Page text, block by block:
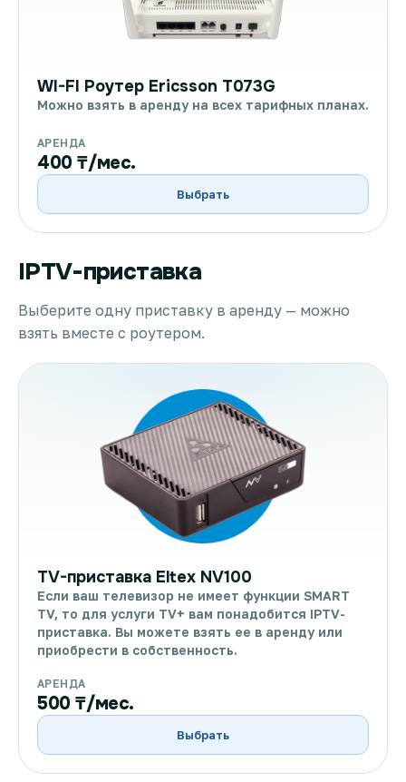
WI-FI Роутер Ericsson T073G
Можно взять в аренду на всех тарифных планах.
АРЕНДА
400 ₸/мес.
Выбрать
IPTV-приставка
Выберите одну приставку в аренду — можно
взять вместе с роутером.
TV-приставка Eltex NV100
Если ваш телевизор не имеет функции SMART
TV, то для услуги TV+ вам понадобится IPTV-
приставка. Вы можете взять ее в аренду или
приобрести в собственность.
АРЕНДА
500 ₸/мес.
Выбрать